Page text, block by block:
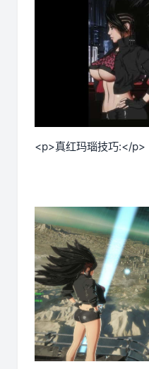
<p>真红玛瑙技巧:</p>